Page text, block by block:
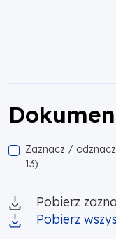
Zaznacz /
13)
Pobierz
Pobierz